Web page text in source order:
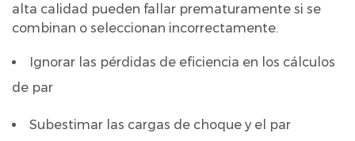
alta calidad pueden fallar prematuramente si se
combinan o seleccionan incorrectamente.
Ignorar las pérdidas de eficiencia en los cálculos
de par
Subestimar las cargas de choque y el par